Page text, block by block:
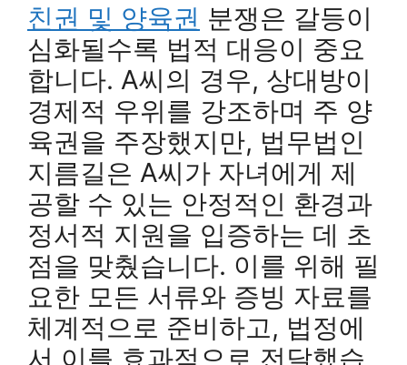
친권 및 양육권 분쟁은 갈등이
심화될수록 법적 대응이 중요
합니다. A씨의 경우, 상대방이
경제적 우위를 강조하며 주 양
육권을 주장했지만, 법무법인
지름길은 A씨가 자녀에게 제
공할 수 있는 안정적인 환경과
정서적 지원을 입증하는 데 초
점을 맞췄습니다. 이를 위해 필
요한 모든 서류와 증빙 자료를
체계적으로 준비하고, 법정에
서 이를 효과적으로 전달했습